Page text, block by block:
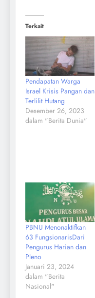
Terkait
Pendapatan Warga
Israel Krisis Pangan dan
Terlilit Hutang
Desember 26, 2023
dalam "Berita Dunia"
PBNU Menonaktifkan
63 FungsionarisDari
Pengurus Harian dan
Pleno
Januari 23, 2024
dalam "Berita
Nasional"